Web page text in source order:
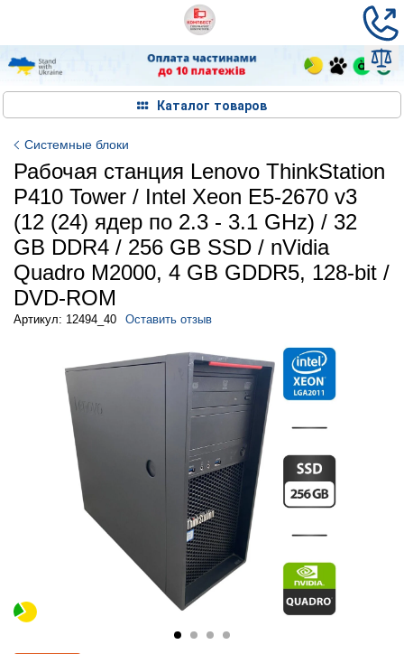
Каталог товаров
Системные блоки
Рабочая станция Lenovo ThinkStation
P410 Tower / Intel Xeon E5-2670 v3
(12 (24) ядер по 2.3 - 3.1 GHz) / 32
GB DDR4 / 256 GB SSD / nVidia
Quadro M2000, 4 GB GDDR5, 128-bit /
DVD-ROM
Артикул: 12494_40 Оставить отзыв